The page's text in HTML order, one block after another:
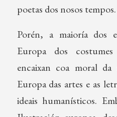
poetas dos nosos tempos.
Porén, a maioría dos
Europa dos
encaixan coa moral
Europa das artes e as
ideais humanísticos.